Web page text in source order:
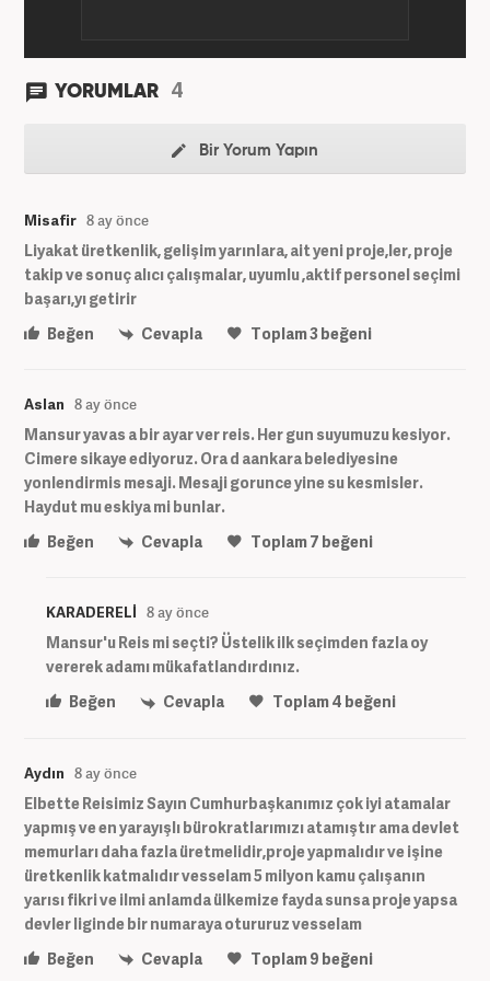
YORUMLAR 4
Bir Yorum Yapın
Misafir 8 ay önce
Liyakat üretkenlik, gelişim yarınlara, ait yeni proje,ler, proje
takip ve sonuç alıcı çalışmalar, uyumlu ,aktif personel seçimi
başarı,yı getirir
Beğen
Cevapla Toplam3beğeni
Aslan 8 ay önce
Mansur yavas a bir ayar ver reis. Her gun suyumuzu kesiyor.
Cimere sikaye ediyoruz. Ora d aankara belediyesine
yonlendirmis mesaji. Mesaji gorunce yine su kesmisler.
Haydut mu eskiya mi bunlar.
Beğen
Cevapla Toplam7 beğeni
KARADERELİ 8 ay önce
Mansur'u Reis mi seçti? Üstelik ilk seçimden fazla oy
vererek adamı mükafatlandırdınız.
Beğen
Cevapla Toplam4 beğeni
Aydın 8 ay önce
Elbette Reisimiz Sayın Cumhurbaşkanımız çok iyi atamalar
yapmış ve en yarayışlı bürokratlarımızı atamıştır ama devlet
memurları daha fazla üretmelidir,proje yapmalıdır ve işine
üretkenlik katmalıdır vesselam 5 milyon kamu çalışanın
yarısı fikri ve ilmi anlamda ülkemize fayda sunsa proje yapsa
devler liginde bir numaraya otururuz vesselam
Beğen
Cevapla Toplam9 beğeni